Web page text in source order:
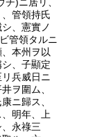
管領持氏
、憲實ノ
管領タルニ
本州ヲ以
、子顯定
兵威日ニ
ヲ圍ム、
ニ歸ス、
明年、上
永祿三